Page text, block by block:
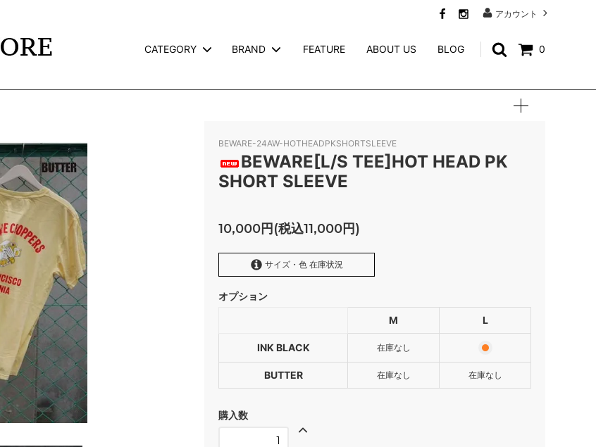
アカウント
0
CATEGORY BRAND
T NORTH NO NAME
FEATURE ABOUT US BLOG
BEWARE-24AW-HOTHEADPKSHORTSLEEVE
BEWARE[L/S TEE]HOT HEAD PK
SHORT SLEEVE
10,000円(税込11,000円)
サイズ・色 在庫状況
INK BLACK
SOLD OUT
BUTTER
SOLD OUT
INK BLACK
オプション
M
L
INK BLACK 在庫なし
BUTTER 在庫なし 在庫なし
購入数